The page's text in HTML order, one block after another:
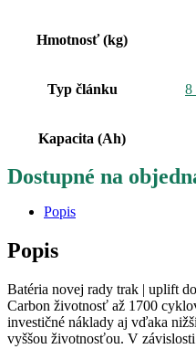
Hmotnosť (kg)
Typ článku 8
Kapacita (Ah)
Dostupné na
Popis
Popis
Batéria novej rady trak | uplift
Carbon životnosť až 1700
investičné náklady aj vďaka
vyššou životnosťou. V